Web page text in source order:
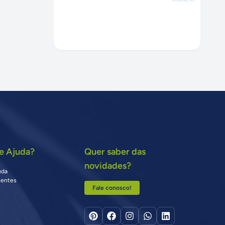
Ajuda?
Quer saber das
novidades?
Fale conosco!